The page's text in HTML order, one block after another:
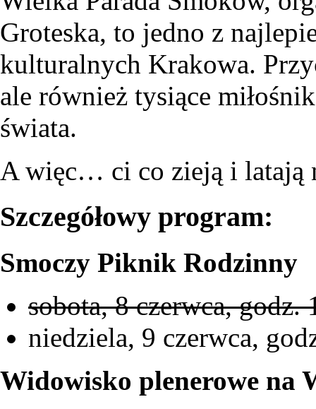
Groteska, to jedno z
kulturalnych Krakowa.
ale również tysiące
świata.
A więc… ci co zieją i latają
Szczegółowy program:
Smoczy Piknik Rodzinny
sobota, 8 czerwca, godz.
niedziela, 9 czerwca,
Widowisko plenerowe na